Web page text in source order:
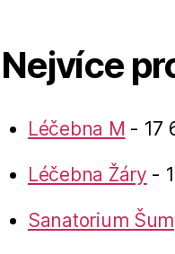
Nejvíce
Léčebna M - 17
Léčebna Žáry -
Sanatorium